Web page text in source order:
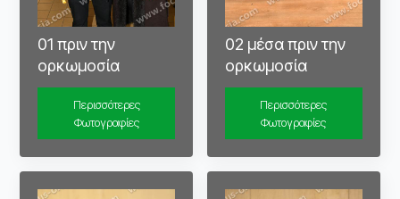
01 πριν την
ορκωμοσία
Περισσότερες
Φωτογραφίες
02 μέσα πριν την
ορκωμοσία
Περισσότερες
Φωτογραφίες